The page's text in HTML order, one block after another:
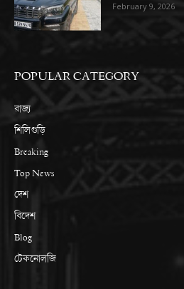
February 9, 2026
POPULAR CATEGORY
রাজ্য
শিলিগুড়ি
Breaking
Top News
দেশ
বিদেশ
Blog
টেকনোলজি